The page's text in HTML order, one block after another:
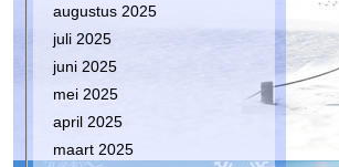
augustus 2025
juli 2025
juni 2025
mei 2025
april 2025
maart 2025